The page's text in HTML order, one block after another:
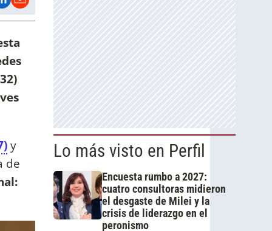
y
de
Lo más visto en Perfil
Encuesta rumbo a 2027:
cuatro consultoras midieron
el desgaste de Milei y la
crisis de liderazgo en el
peronismo